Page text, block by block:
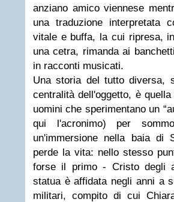
anziano amico viennese
una traduzione interpretata
vitale e buffa, la cui ripresa,
una cetra, rimanda ai
in racconti musicati.
Una storia del tutto diversa,
centralità dell'oggetto, è
uomini che sperimentano un
qui l'acronimo) per
un'immersione nella baia di
perde la vita: nello stesso
forse il primo - Cristo degli
statua è affidata negli anni a
militari, compito di cui